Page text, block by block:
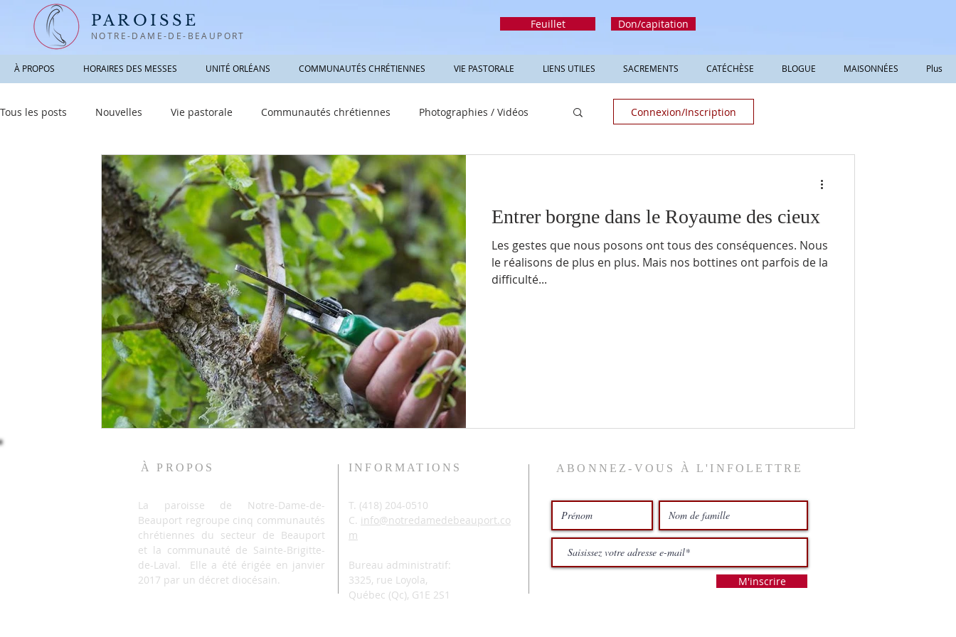
PAROISSE
NOTRE-DAME-DE-BEAUPORT
Feuillet Don/capitation
À PROPOS HORAIRES DES MESSES UNITÉ ORLÉANS COMMUNAUTÉS CHRÉTIENNES VIE PASTORALE LIENS UTILES SACREMENTS CATÉCHÈSE BLOGUE MAISONNÉES Plus
Tous les posts Nouvelles Vie pastorale Communautés chrétiennes Photographies / Vidéos
Informations utiles Sacrements Réfléchir
Connexion/Inscription
Entrer borgne dans le Royaume des cieux
Les gestes que nous posons ont tous des conséquences. Nous
le réalisons de plus en plus. Mais nos bottines ont parfois de la
difficulté...
À PROPOS
La paroisse de Notre-Dame-de-
Beauport regroupe cinq communautés
chrétiennes du secteur de Beauport
et la communauté de Sainte-Brigitte-
de-Laval. Elle a été érigée en janvier
2017 par un décret diocésain.
INFORMATIONS
T. (418) 204-0510
C. info@notredamedebeauport.co
m
Bureau administratif:
3325, rue Loyola,
Québec (Qc), G1E 2S1
ABONNEZ-VOUS À L'INFOLETTRE
M'inscrire